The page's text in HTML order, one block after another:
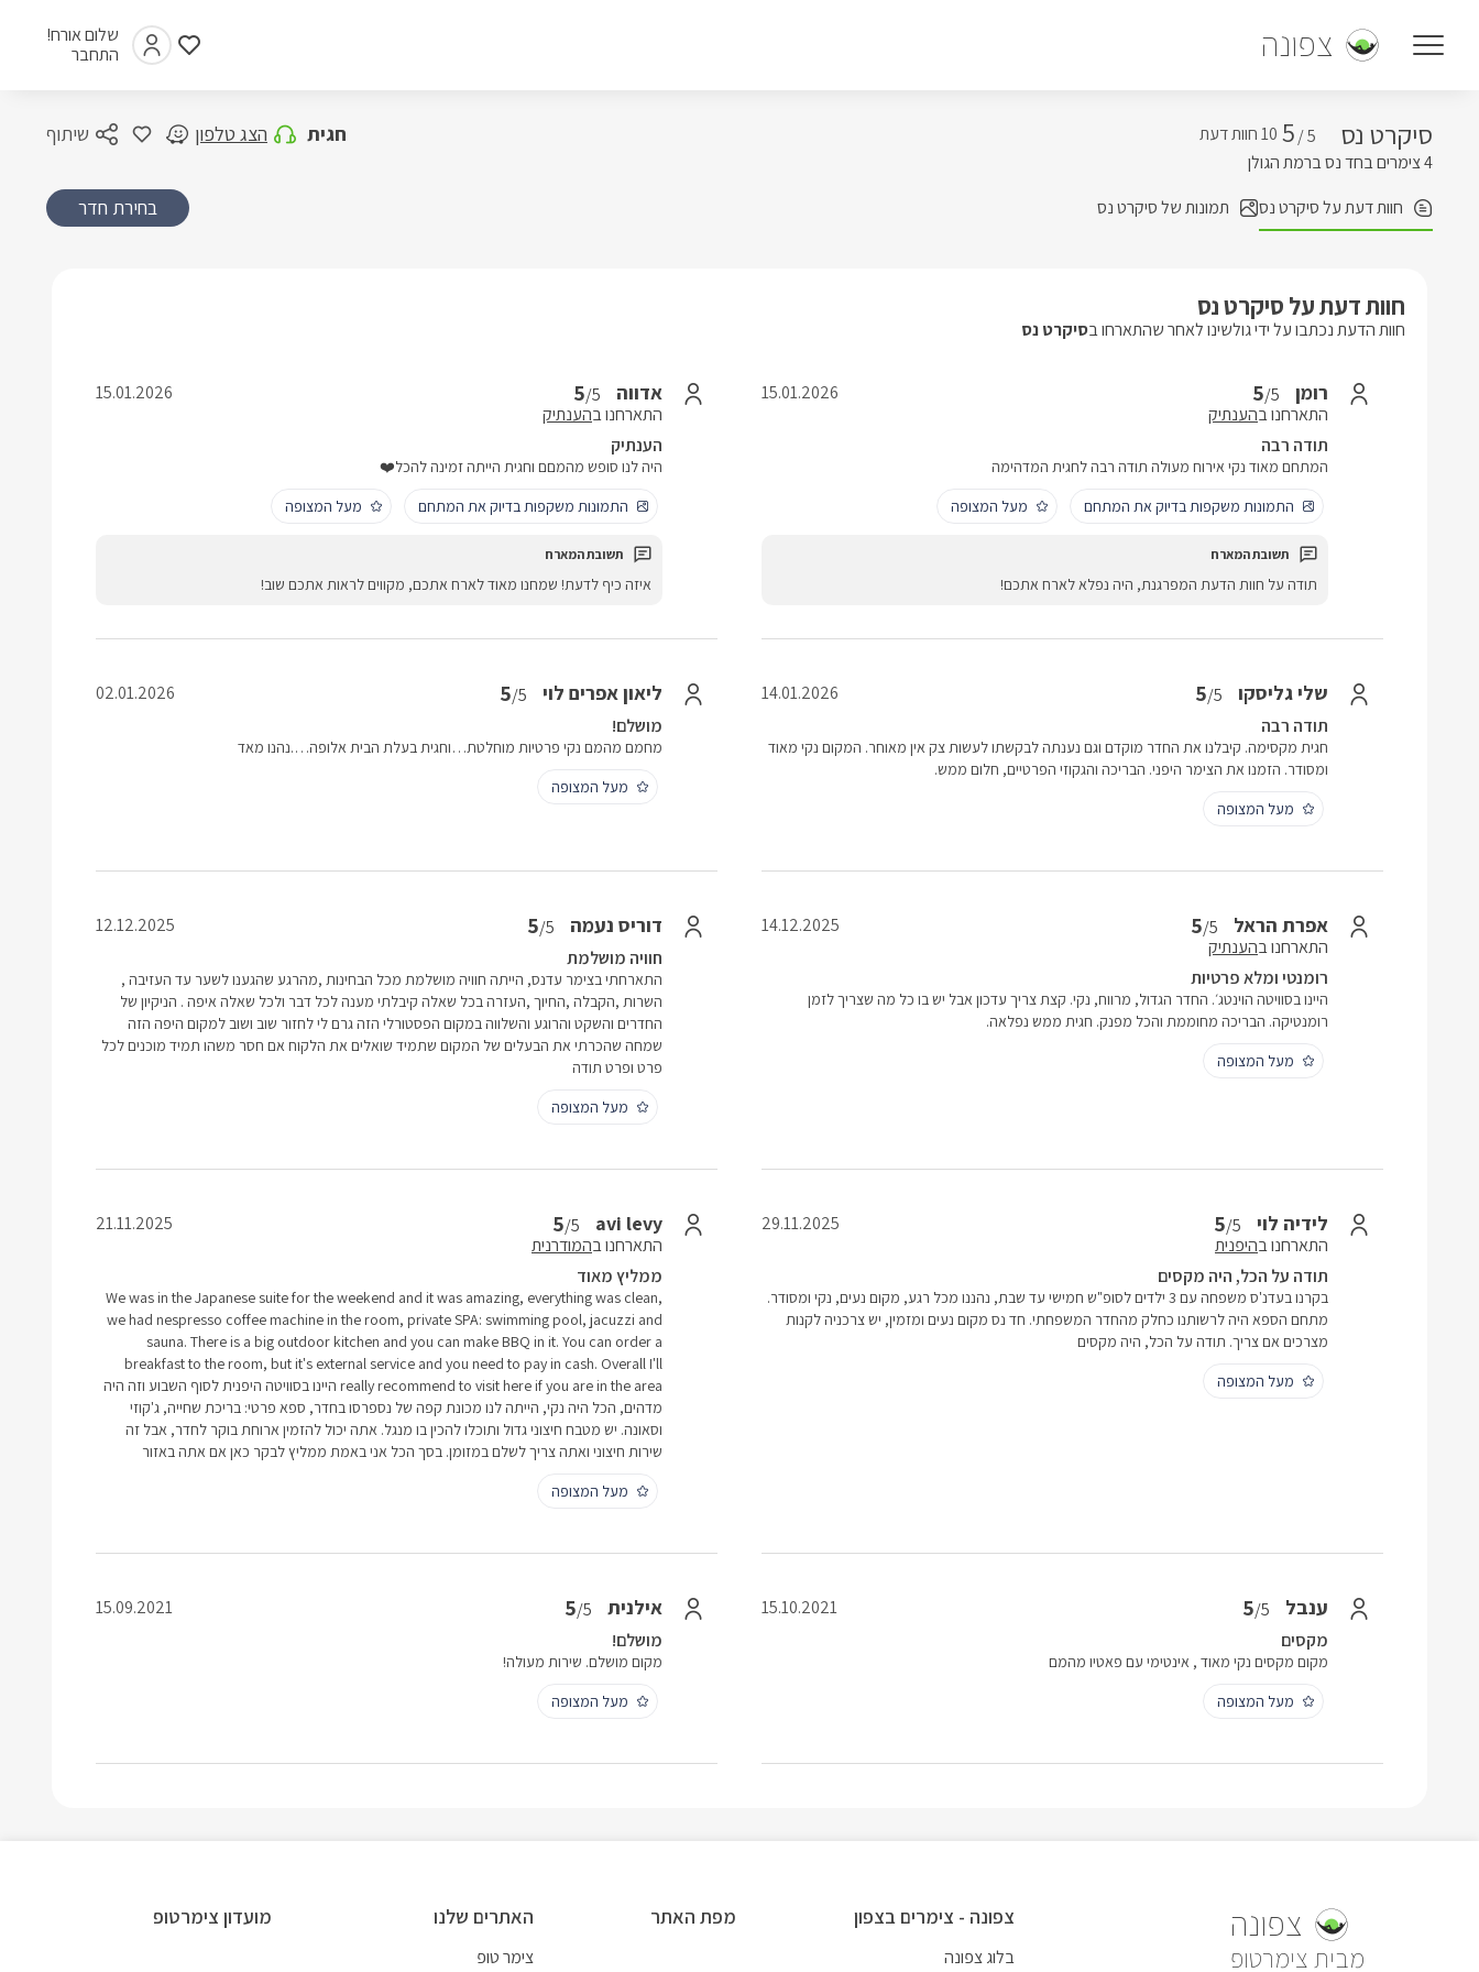
צפונה
שלום אורח!
התחבר
סיקרט נס 5 /
5
4 צימרים בחד נס ברמת הגולן
חוות דעת על סיקרט נס
תמונות של סיקרט נס
שיתוף חגית הצג טלפון
בחירת חדר
חוות דעת על סיקרט נס
חוות הדעת נכתבו על ידי גולשינו לאחר שהתארחו בסיקרט נס
רומן 5/5
התארחנו בהענתיק
15.01.2026
תודה רבה
המתחם מאוד נקי אירוח מעולה תודה רבה לחגית המדהימה
התמונות משקפות בדיוק את המתחם
מעל המצופה
תודה על חוות הדעת המפרגנת, היה נפלא לארח אתכם!
אדווה 5/5
התארחנו בהענתיק
15.01.2026
הענתיק
היה לנו סופש מהמםם וחגית הייתה זמינה להכל❤️
התמונות משקפות בדיוק את המתחם
מעל המצופה
איזה כיף לדעת! שמחנו מאוד לארח אתכם, מקווים לראות אתכם שוב!
שלי גליסקו 5/5
14.01.2026
תודה רבה
חגית מקסימה. קיבלנו את החדר מוקדם וגם נענתה לבקשתו לעשות צק אין מאוחר. המקום נקי מאוד
ומסודר. הזמנו את הצימר היפני. הבריכה והגקוזי הפרטיים, חלום ממש.
מעל המצופה
ליאון אפרים לוי 5/5
02.01.2026
מושלם!
מחמם מהמם נקי פרטיות מוחלטת…וחגית בעלת הבית אלופה….נהנו מאד
מעל המצופה
אפרת הראל 5/5
התארחנו בהענתיק
14.12.2025
רומנטי ומלא פרטיות
היינו בסוויטה הוינטג׳. החדר הגדול, מרווח, נקי. קצת צריך עדכון אבל יש בו כל מה שצריך לזמן
רומנטיקה. הבריכה מחוממת והכל מפנק. חגית ממש נפלאה.
מעל המצופה
דוריס נעמה 5/5
12.12.2025
חוויה מושלמת
התארחתי בצימר עדנס, הייתה חוויה מושלמת מכל הבחינות ,מהרגע שהגענו לשער עד העזיבה ,
השרות ,הקבלה ,החיוך ,העזרה בכל שאלה קיבלתי מענה לכל דבר ולכל שאלה איפה . הניקיון של
החדרים והשקט והרוגע והשלווה במקום הפסטורלי הזה גרם לי לחזור שוב ושוב למקום היפה הזה
שמחה שהכרתי את הבעלים של המקום שתמיד שואלים את הלקוח אם חסר משהו תמיד מוכנים לכל
פרט ופרט תודה
מעל המצופה
לידיה לוי 5/5
התארחנו בהיפנית
29.11.2025
תודה על הכל, היה מקסים
בקרנו בעדנ'ס משפחה עם 3 ילדים לסופ"ש חמישי עד שבת, נהננו מכל רגע, מקום נעים, נקי ומסודר.
מתחם הספא היה לרשותנו כחלק מהחדר המשפחתי. חד נס מקום נעים ומזמין, יש צרכניה לקנות
מצרכים אם צריך. תודה על הכל, היה מקסים
מעל המצופה
avi levy
5/5
התארחנו בהמודרנית
21.11.2025
ממליץ מאוד
We was in the Japanese suite for the weekend and it was amazing, everything was clean,
we had nespresso coffee machine in the room, private SPA: swimming pool, jacuzzi and
sauna. There is a big outdoor kitchen and you can make BBQ in it. You can order a
breakfast to the room, but it's external service and you need to pay in cash. Overall I'll
really recommend to visit here if you are in the area היינו בסוויטה היפנית לסוף השבוע וזה היה
מדהים, הכל היה נקי, הייתה לנו מכונת קפה של נספרסו בחדר, ספא פרטי: בריכת שחייה, ג'קוזי
וסאונה. יש מטבח חיצוני גדול ותוכלו להכין בו מנגל. אתה יכול להזמין ארוחת בוקר לחדר, אבל זה
שירות חיצוני ואתה צריך לשלם במזומן. בסך הכל אני באמת ממליץ לבקר כאן אם אתה באזור
מעל המצופה
ענבל 5/5
15.10.2021
מקסים
מקום מקסים נקי מאוד , אינטימי עם פאטיו מהמם
מעל המצופה
אילנית 5/5
15.09.2021
מושלם!
מקום מושלם. שירות מעולה!
מעל המצופה
צפונה
צימרטופ
צפונה - צימרים בצפון
בלוג צפונה
מפת האתר האתרים שלנו
צימר טופ
מועדון צימרטופ